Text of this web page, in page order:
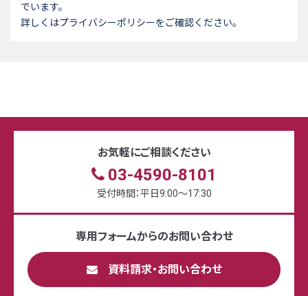
でいます。
詳しくはプライバシーポリシーをご確認ください。
お気軽にご相談ください
03-4590-8101
受付時間：平日9:00〜17:30
専用フォームからのお問い合わせ
資料請求・お問い合わせ